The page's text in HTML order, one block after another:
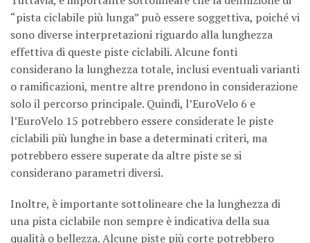
“pista ciclabile più lunga” può essere soggettiva, poiché vi
sono diverse interpretazioni riguardo alla lunghezza
effettiva di queste piste ciclabili. Alcune fonti
considerano la lunghezza totale, inclusi eventuali varianti
o ramificazioni, mentre altre prendono in considerazione
solo il percorso principale. Quindi, l’EuroVelo 6 e
l’EuroVelo 15 potrebbero essere considerate le piste
ciclabili più lunghe in base a determinati criteri, ma
potrebbero essere superate da altre piste se si
considerano parametri diversi.
Inoltre, è importante sottolineare che la lunghezza di
una pista ciclabile non sempre è indicativa della sua
qualità o bellezza. Alcune piste più corte potrebbero